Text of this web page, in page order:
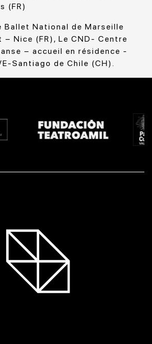
(FR)
Ballet National de Marseille
– Nice (FR), Le CND- Centre
– accueil en résidence -
Santiago de Chile (CH).